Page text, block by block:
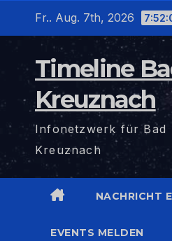
Fr.. Aug. 7th, 2026
Timeline
Kreuznach
Infonetzwerk für Bad
Kreuznach
NACHRICHT
EVENTS MELDEN